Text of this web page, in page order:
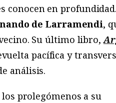
conocen en
de Larramendi,
Su último libro,
pacífica y
análisis.
prolegómenos a su